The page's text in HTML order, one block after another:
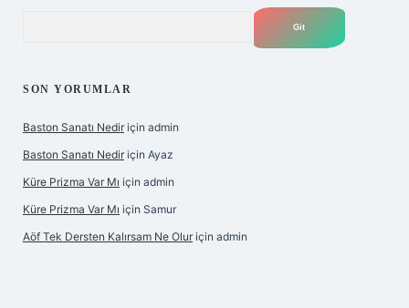
SON YORUMLAR
Baston Sanatı Nedir için admin
Baston Sanatı Nedir için Ayaz
Küre Prizma Var Mı için admin
Küre Prizma Var Mı için Samur
Aöf Tek Dersten Kalırsam Ne Olur için admin